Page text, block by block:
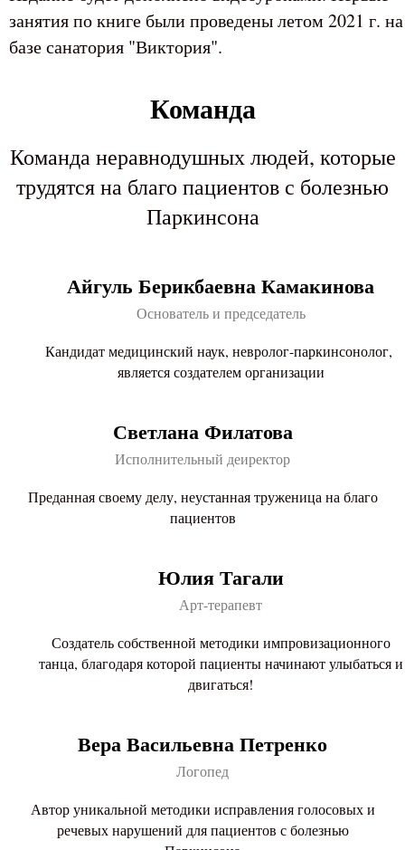
занятия по книге были проведены летом 2021 г. на
базе санатория "Виктория".
Команда
Команда неравнодушных людей, которые
трудятся на благо пациентов с болезнью
Паркинсона
Айгуль Берикбаевна Камакинова
Основатель и председатель
Кандидат медицинский наук, невролог-паркинсонолог,
является создателем организации
Светлана Филатова
Исполнительный деиректор
Преданная своему делу, неустанная труженица на благо
пациентов
Юлия Тагали
Арт-терапевт
Создатель собственной методики импровизационного
танца, благодаря которой пациенты начинают улыбаться и
двигаться!
Вера Васильевна Петренко
Логопед
Автор уникальной методики исправления голосовых и
речевых нарушений для пациентов с болезнью